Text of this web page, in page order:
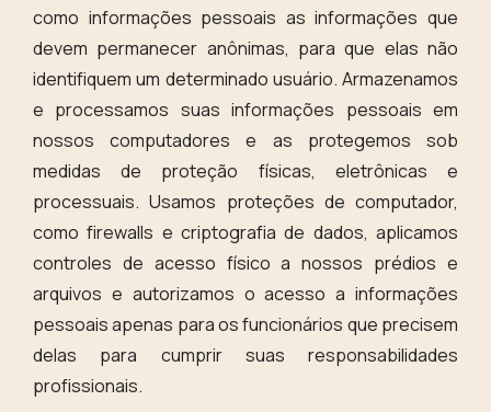
como informações pessoais as informações que
devem permanecer anônimas, para que elas não
identifiquem um determinado usuário. Armazenamos
e processamos suas informações pessoais em
nossos computadores e as protegemos sob
medidas de proteção físicas, eletrônicas e
processuais. Usamos proteções de computador,
como firewalls e criptografia de dados, aplicamos
controles de acesso físico a nossos prédios e
arquivos e autorizamos o acesso a informações
pessoais apenas para os funcionários que precisem
delas para cumprir suas responsabilidades
profissionais.